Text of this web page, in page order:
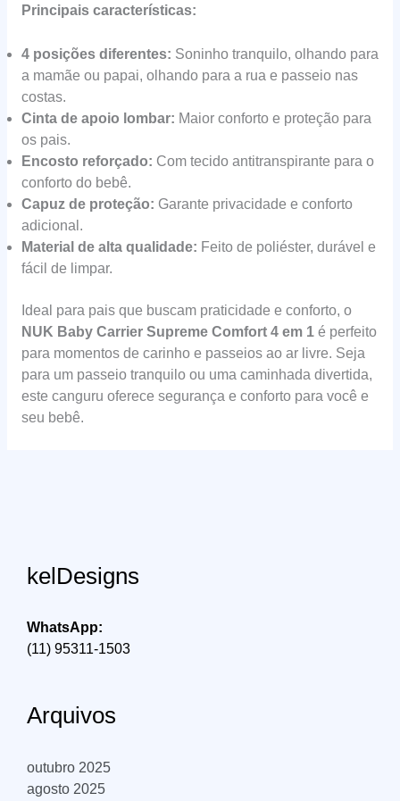
Principais características:
4 posições diferentes: Soninho tranquilo, olhando para
a mamãe ou papai, olhando para a rua e passeio nas
costas.
Cinta de apoio lombar: Maior conforto e proteção para
os pais.
Encosto reforçado: Com tecido antitranspirante para o
conforto do bebê.
Capuz de proteção: Garante privacidade e conforto
adicional.
Material de alta qualidade: Feito de poliéster, durável e
fácil de limpar.
Ideal para pais que buscam praticidade e conforto, o
NUK Baby Carrier Supreme Comfort 4 em 1é perfeito
para momentos de carinho e passeios ao ar livre. Seja
para um passeio tranquilo ou uma caminhada divertida,
este canguru oferece segurança e conforto para você e
seu bebê.
kelDesigns
WhatsApp:
(11) 95311-1503
Arquivos
outubro 2025
agosto 2025